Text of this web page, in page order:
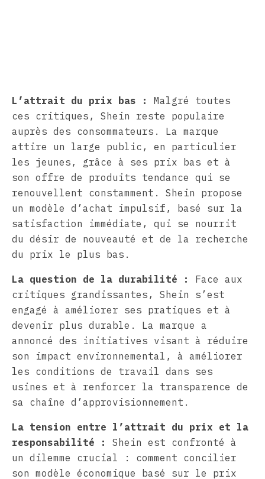
L’attrait du prix bas :
Malgré toutes
ces critiques, Shein reste populaire
auprès des consommateurs. La marque
attire un large public, en particulier
les jeunes, grâce à ses prix bas et à
son offre de produits tendance qui se
renouvellent constamment. Shein propose
un modèle d’achat impulsif, basé sur la
satisfaction immédiate, qui se nourrit
du désir de nouveauté et de la recherche
du prix le plus bas.
La question de la durabilité :
Face aux
critiques grandissantes, Shein s’est
engagé à améliorer ses pratiques et à
devenir plus durable. La marque a
annoncé des initiatives visant à réduire
son impact environnemental, à améliorer
les conditions de travail dans ses
usines et à renforcer la transparence de
sa chaîne d’approvisionnement.
La tension entre l’attrait du prix et la
responsabilité :
Shein est confronté à
un dilemme crucial : comment concilier
son modèle économique basé sur le prix